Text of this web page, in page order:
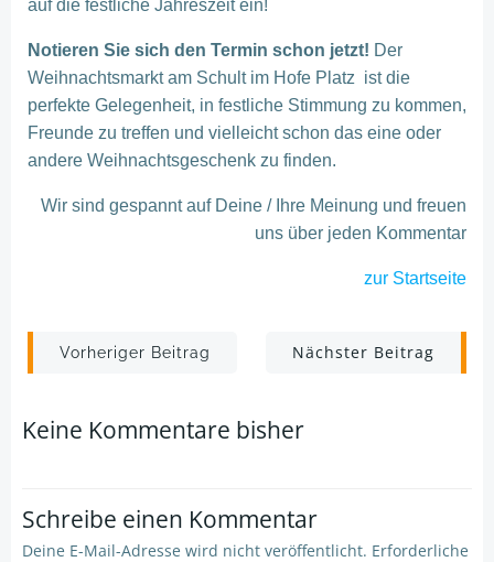
auf die festliche Jahreszeit ein!
Notieren Sie sich den Termin schon jetzt! Der
Weihnachtsmarkt am Schult im Hofe Platz ist die
perfekte Gelegenheit, in festliche Stimmung zu kommen,
Freunde zu treffen und vielleicht schon das eine oder
andere Weihnachtsgeschenk zu finden.
Wir sind gespannt auf Deine / Ihre Meinung und freuen
uns über jeden Kommentar
zur Startseite
Post
navigation
Vorheriger Beitrag
Post
navigation
Nächster Beitrag
Keine Kommentare bisher
Schreibe einen Kommentar
Deine E-Mail-Adresse wird nicht veröffentlicht. Erforderliche